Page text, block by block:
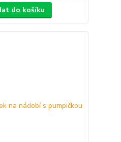
do košíku